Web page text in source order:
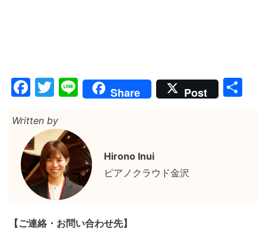
Facebook
Twitter
LineShare Post
Written by
Hirono Inui
ピアノクラウド金沢
【ご連絡・お問い合わせ先】